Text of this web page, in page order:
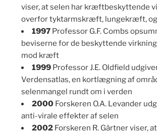
viser, at selen har kræftbeskyttende
overfor tyktarmskræft, lungekræft,
1997 Professor G.F. Combs
beviserne for de beskyttende
mod kræft
1999 Professor J.E. Oldfield
Verdensatlas, en kortlægning af
selenmangel rundt om i verden
2000 Forskeren O.A. Levander
anti-virale effekter af selen
2002 Forskeren R. Gärtner viser,